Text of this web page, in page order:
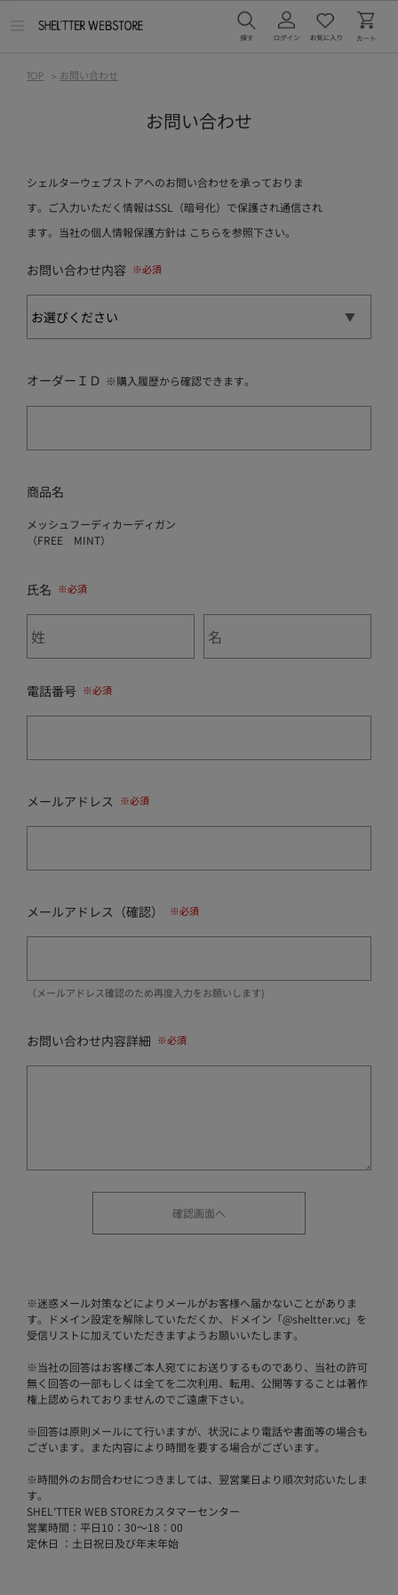
TOP > お問い合わせ
お問い合わせ
シェルターウェブストアへのお問い合わせを承っておりま
す。ご入力いただく情報はSSL（暗号化）で保護され通信され
ます。当社の個人情報保護方針は こちらを参照下さい。
お問い合わせ内容
オーダーＩＤ ※購入履歴から確認できます。
商品名
メッシュフーディカーディガン
（FREE MINT）
氏名
電話番号
メールアドレス
メールアドレス（確認）
（メールアドレス確認のため再度入力をお願いします)
お問い合わせ内容詳細
※迷惑メール対策などによりメールがお客様へ届かないことがありま
す。ドメイン設定を解除していただくか、ドメイン「@sheltter.vc」を
受信リストに加えていただきますようお願いいたします。
※当社の回答はお客様ご本人宛てにお送りするものであり、当社の許可
無く回答の一部もしくは全てを二次利用、転用、公開等することは著作
権上認められておりませんのでご遠慮下さい。
※回答は原則メールにて行いますが、状況により電話や書面等の場合も
ございます。また内容により時間を要する場合がございます。
※時間外のお問合わせにつきましては、翌営業日より順次対応いたしま
す。
SHEL'TTER WEB STOREカスタマーセンター
営業時間：平日10：30～18：00
定休日 ：土日祝日及び年末年始